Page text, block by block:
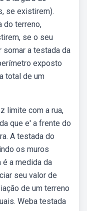
se existirem).
do terreno,
se o seu
somar a testada da
exposto
total de um
limite com a rua,
que e' a frente do
A testada do
os muros
a medida da
seu valor de
de um terreno
Weba testada